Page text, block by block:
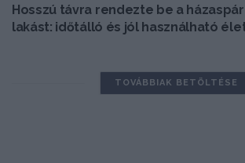
Hosszú távra rendezte be a
lakást: időtálló és jól használható
TOVÁBBIAK BETÖLTÉSE